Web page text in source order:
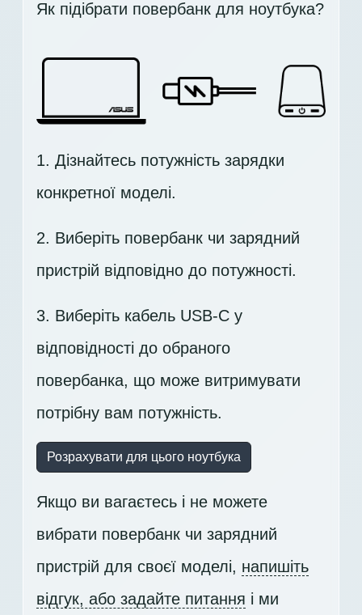
Як підібрати повербанк для ноутбука?
1. Дізнайтесь потужність зарядки
конкретної моделі.
2. Виберіть повербанк чи зарядний
пристрій відповідно до потужності.
3. Виберіть кабель USB-C у
відповідності до обраного
повербанка, що може витримувати
потрібну вам потужність.
Розрахувати для цього ноутбука
Якщо ви вагаєтесь і не можете
вибрати повербанк чи зарядний
пристрій для своєї моделі, напишіть
відгук, або задайте питання і ми